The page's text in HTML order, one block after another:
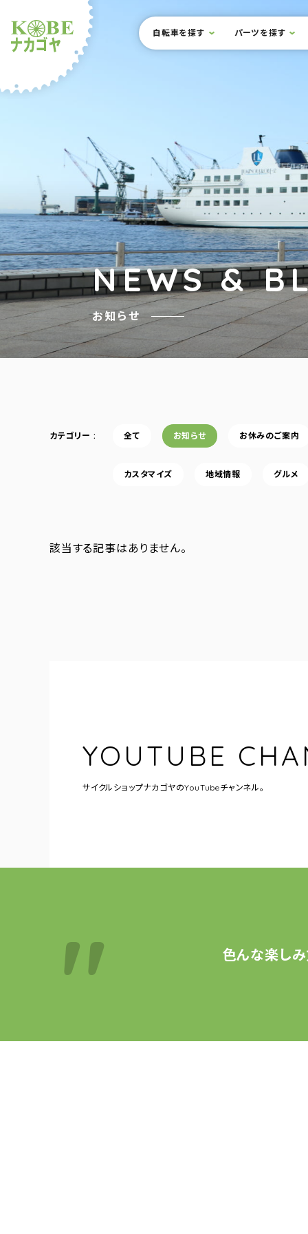
サイト内メニュー
本文までスキップ
自転車を探す パーツを探す
NEWS &
お知らせ
カテゴリー 全て お知らせ お休みのご案内
カスタマイズ 地域情報 グルメ
該当する記事はありません。
YOUTUBE
サイクルショップナカゴヤのYouTubeチャンネル。
色んな楽し